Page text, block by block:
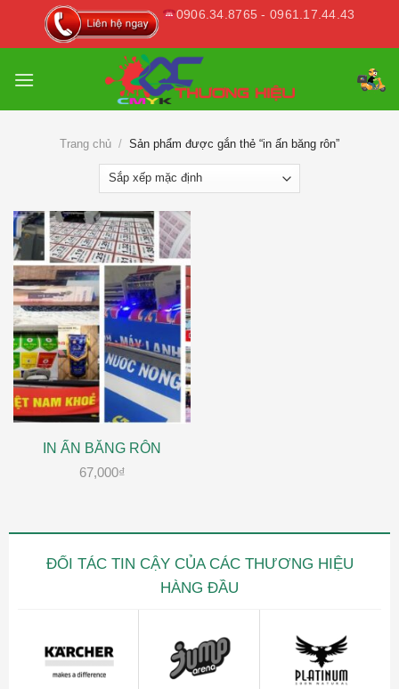
0906.34.8765 - 0961.17.44.43
Trang chủ / Sản phẩm được gắn thẻ “in ấn băng rôn”
IN ẤN BĂNG RÔN
67,000₫
ĐỐI TÁC TIN CẬY CỦA CÁC THƯƠNG HIỆU
HÀNG ĐẦU